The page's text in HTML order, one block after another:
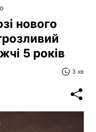
нового
5 років
3 хв